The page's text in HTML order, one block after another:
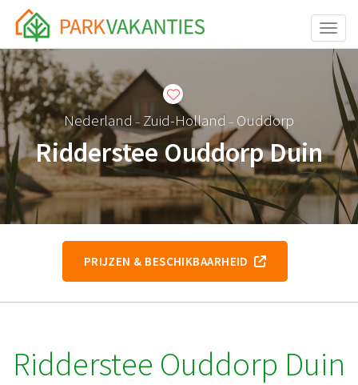
Nederland – Zuid-Holland – Ouddorp
Ridderstee Ouddorp Duin
PRIJZEN & BESCHIKBAARHEID
Ridderstee Ouddorp Duin